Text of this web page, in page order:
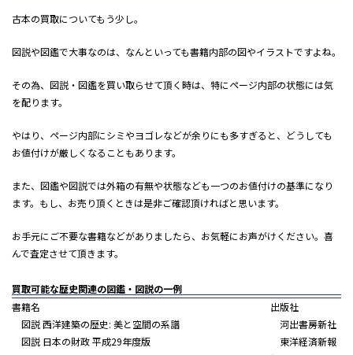
古本の買取についてもう少し。
図説や図鑑で大事なのは、なんといっても書籍内部の図やイラストですよね。
その為、図説・図鑑を買い取らせて頂く時は、特にページ内部の状態には気
を配ります。
やはり、ページ内部にシミやヨゴレなどが余りにも多すぎると、どうしても
お値付けが厳しくなることもあります。
また、図鑑や図説では外箱の有無や状態なども一つのお値付けの基準になり
ます。もし、お売り頂くときは是非ご確認頂ければと思います。
お手元にご不要な書籍などがありましたら、お気軽にお声がけください。喜
んで査定させて頂きます。
買取可能な歴史関連の図鑑・図説の一例
書籍名
出版社
図説 西洋建築の歴史: 美と空間の系譜
河出書房新社
図説 日本の財政 平成29年度版
東洋経済新報